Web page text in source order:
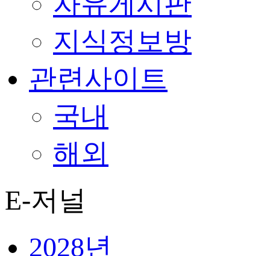
지식정보방
관련사이트
국내
해외
E-저널
2028년